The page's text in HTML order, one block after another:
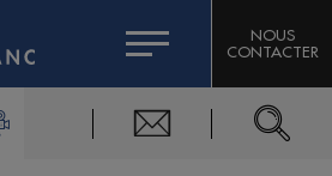
DE L'EXPERT
CITIZEN MACHINERY
DOMAINES SKIABLES
DU MONT-BLANC
NOUS
CONTACTER